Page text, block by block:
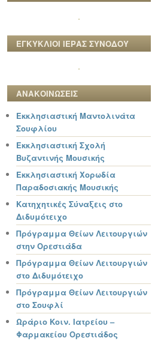
ΕΓΚΥΚΛΙΟΙ ΙΕΡΑΣ ΣΥΝΟΔΟΥ
ΑΝΑΚΟΙΝΩΣΕΙΣ
Εκκλησιαστική Μαντολινάτα
Σουφλίου
Εκκλησιαστική Σχολή
Βυζαντινής Μουσικής
Εκκλησιαστική Χορωδία
Παραδοσιακής Μουσικής
Κατηχητικές Σύναξεις στο
Διδυμότειχο
Πρόγραμμα Θείων Λειτουργιών
στην Ορεστιάδα
Πρόγραμμα Θείων Λειτουργιών
στο Διδυμότειχο
Πρόγραμμα Θείων Λειτουργιών
στο Σουφλί
Ωράριο Κοιν. Ιατρείου –
Φαρμακείου Ορεστιάδος